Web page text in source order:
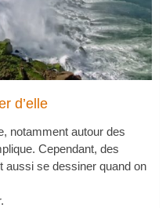
d’elle
notamment autour des
Cependant, des
aussi se dessiner quand on